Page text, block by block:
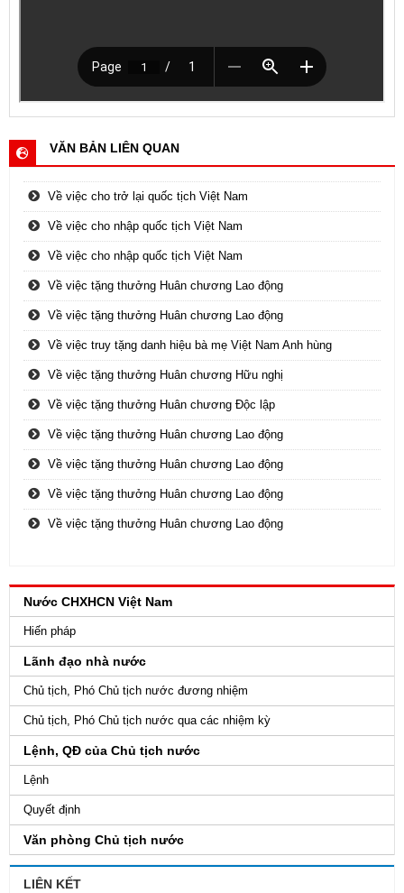
VĂN BẢN LIÊN QUAN
Về việc cho trở lại quốc tịch Việt Nam
Về việc cho nhập quốc tịch Việt Nam
Về việc cho nhập quốc tịch Việt Nam
Về việc tặng thưởng Huân chương Lao động
Về việc tặng thưởng Huân chương Lao động
Về việc truy tặng danh hiệu bà mẹ Việt Nam Anh hùng
Về việc tặng thưởng Huân chương Hữu nghị
Về việc tặng thưởng Huân chương Độc lập
Về việc tặng thưởng Huân chương Lao động
Về việc tặng thưởng Huân chương Lao động
Về việc tặng thưởng Huân chương Lao động
Về việc tặng thưởng Huân chương Lao động
Nước CHXHCN Việt Nam
Hiến pháp
Lãnh đạo nhà nước
Chủ tịch, Phó Chủ tịch nước đương nhiệm
Chủ tịch, Phó Chủ tịch nước qua các nhiệm kỳ
Lệnh, QĐ của Chủ tịch nước
Lệnh
Quyết định
Văn phòng Chủ tịch nước
LIÊN KẾT